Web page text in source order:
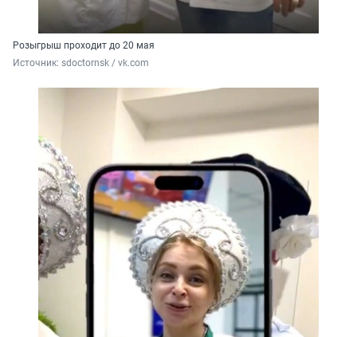
Розыгрыш проходит до 20 мая
Источник: sdoctornsk / vk.com